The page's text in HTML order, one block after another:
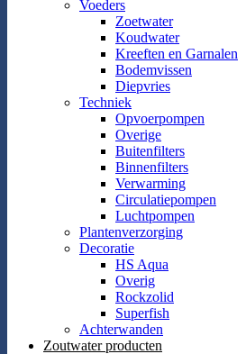
Voeders
Zoetwater
Koudwater
Kreeften en Garnalen
Bodemvissen
Diepvries
Techniek
Opvoerpompen
Overige
Buitenfilters
Binnenfilters
Verwarming
Circulatiepompen
Luchtpompen
Plantenverzorging
Decoratie
HS Aqua
Overig
Rockzolid
Superfish
Achterwanden
Zoutwater producten